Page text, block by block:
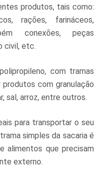
produtos, tais como:
rações, farináceos,
conexões, peças
civil, etc.
com tramas
com granulação
sal, arroz, entre outros.
para transportar o seu
simples da sacaria é
alimentos que precisam
externo.